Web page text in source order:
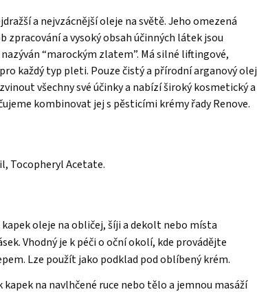
a nejvzácnější oleje na světě. Jeho omezená
zpracování a vysoký obsah účinných látek jsou
“marockým zlatem”. Má silné liftingové,
každý typ pleti. Pouze čistý a přírodní arganový olej
všechny své účinky a nabízí široký kosmetický a
kombinovat jej s pěsticími krémy řady Renove.
Tocopheryl Acetate.
oleje na obličej, šíji a dekolt nebo místa
Vhodný je k péči o oční okolí, kde provádějte
Lze použít jako podklad pod oblíbený krém.
na navlhčené ruce nebo tělo a jemnou masáží